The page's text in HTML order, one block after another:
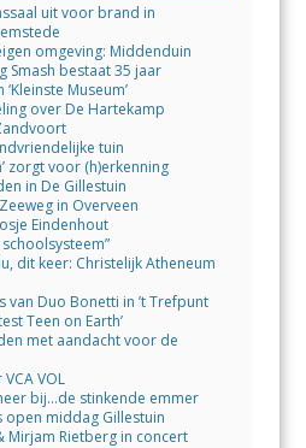
uit voor brand in
omgeving: Middenduin
Smash bestaat 35 jaar
Museum’
over De Hartekamp
tuin
zorgt voor (h)erkenning
in De Gillestuin
in Overveen
Eindenhout
dit keer: Christelijk Atheneum
van Duo Bonetti in ’t Trefpunt
Teen on Earth’
met aandacht voor de
VOL
bij…de stinkende emmer
open middag Gillestuin
Mirjam Rietberg in concert